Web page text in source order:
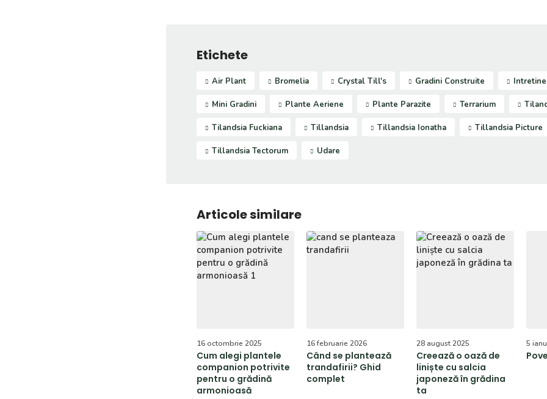
Etichete
Air Plant Bromelia Crystal Till's Gradini Construite
Mini Gradini Plante Aeriene Plante Parazite Terrarium
Tilandsia Fuckiana Tillandsia Tillandsia Ionatha Tillandsia Picture
Tillandsia Tectorum Udare
Articole similare
16 octombrie 2025
Cum alegi plantele
companion potrivite
pentru o grădină
armonioasă
16 februarie 2026
Când se plantează
trandafirii? Ghid
complet
28 august 2025
Creează o oază de
liniște cu salcia
japoneză în grădina
ta
5